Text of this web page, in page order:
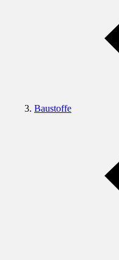
Baustoffe